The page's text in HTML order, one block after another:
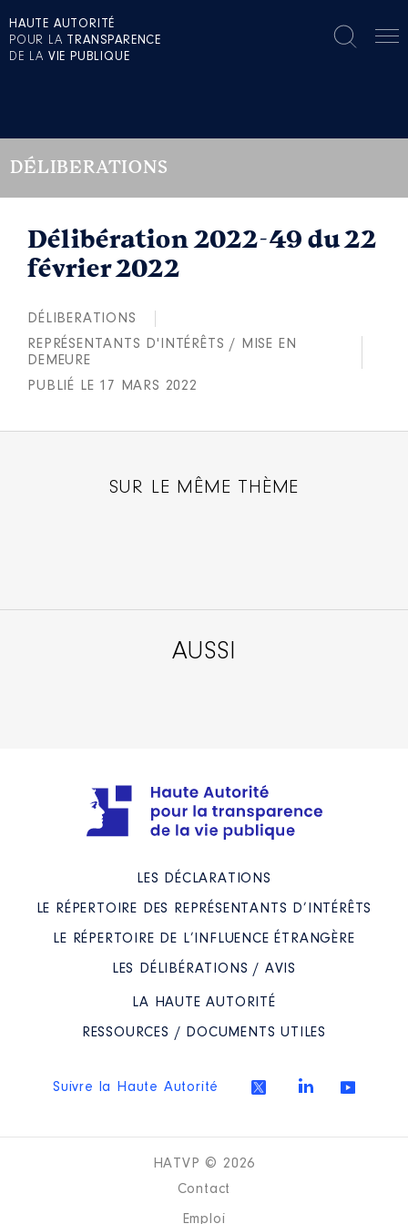
HAUTE AUTORITÉ
POUR LA TRANSPARENCE
DE LA VIE PUBLIQUE
DÉLIBERATIONS
Délibération 2022-49 du 22
février 2022
DÉLIBERATIONS
REPRÉSENTANTS D'INTÉRÊTS / MISE EN
DEMEURE
PUBLIÉ LE 17 MARS 2022
SUR LE MÊME THÈME
AUSSI
LES DÉCLARATIONS
LE RÉPERTOIRE DES REPRÉSENTANTS D’INTÉRÊTS
LE RÉPERTOIRE DE L’INFLUENCE ÉTRANGÈRE
LES DÉLIBÉRATIONS / AVIS
LA HAUTE AUTORITÉ
RESSOURCES / DOCUMENTS UTILES
Suivre la Haute Autorité
HATVP © 2026
Contact
Emploi